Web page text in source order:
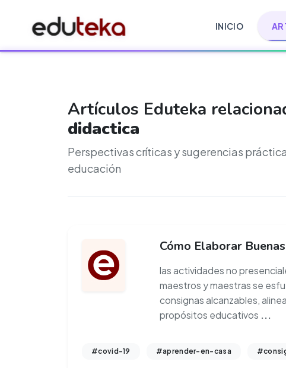
INICIO
Artículos Eduteka
didactica
Perspectivas críticas y sugerencias
educación
Cómo Elaborar
las actividades no
maestros y maestras se
consignas alcanzables,
propósitos educativos ...
#covid-19 #aprender-en-casa